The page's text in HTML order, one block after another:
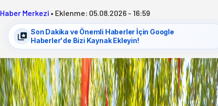
Haber Merkezi • Eklenme: 05.08.2026 - 16:59
Son Dakika ve Önemli Haberler İçin Google
Haberler'de Bizi Kaynak Ekleyin!